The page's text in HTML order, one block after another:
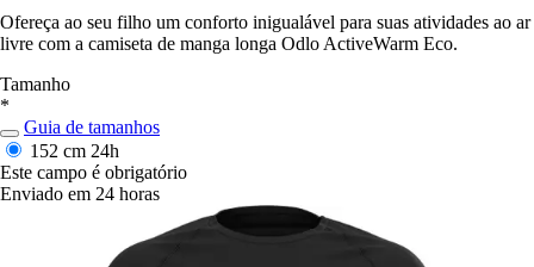
Ofereça ao seu filho um conforto inigualável para suas atividades ao ar
livre com a camiseta de manga longa Odlo ActiveWarm Eco.
Tamanho
*
Guia de tamanhos
152 cm 24h
Este campo é obrigatório
Enviado em 24 horas